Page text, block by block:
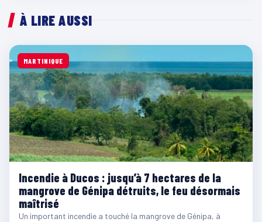
À LIRE AUSSI
MARTINIQUE
Incendie à Ducos : jusqu’à 7 hectares de la
mangrove de Génipa détruits, le feu désormais
maîtrisé
Un important incendie a touché la mangrove de Génipa, à